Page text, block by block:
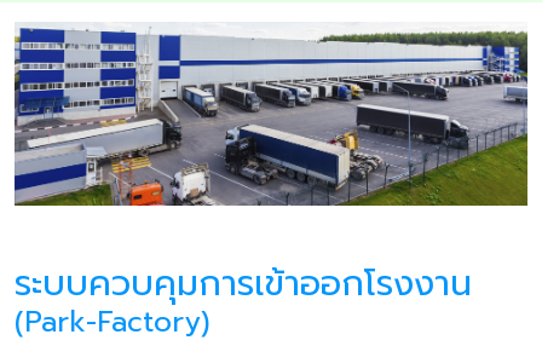
ระบบควบคุมการเข้าออกโรงงาน
(Park-Factory)